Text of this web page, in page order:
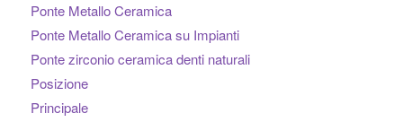
Ponte Metallo Ceramica
Ponte Metallo Ceramica su Impianti
Ponte zirconio ceramica denti naturali
Posizione
Principale